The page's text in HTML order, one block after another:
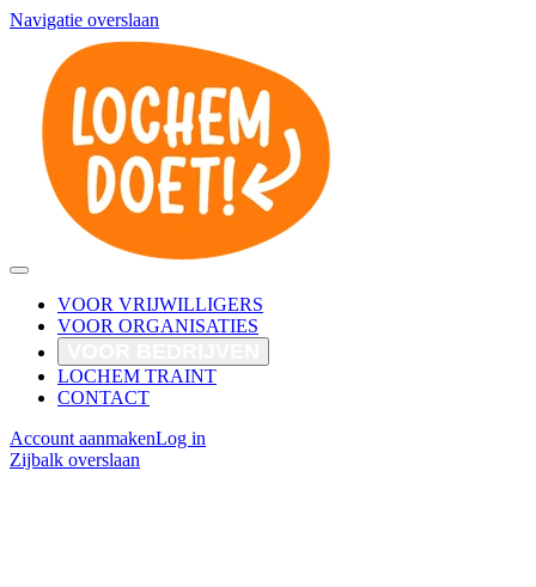
Navigatie overslaan
VOOR VRIJWILLIGERS
VOOR ORGANISATIES
LOCHEM TRAINT
CONTACT
Account aanmakenLog in
Zijbalk overslaan